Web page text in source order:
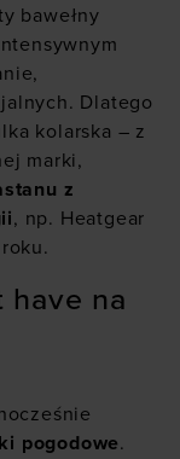
bawełny
Dlatego
kolarska – z
marki,
z
, np. Heatgear
have na
pogodowe.